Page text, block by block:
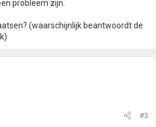
probleem zijn.
(waarschijnlijk beantwoordt de
#3